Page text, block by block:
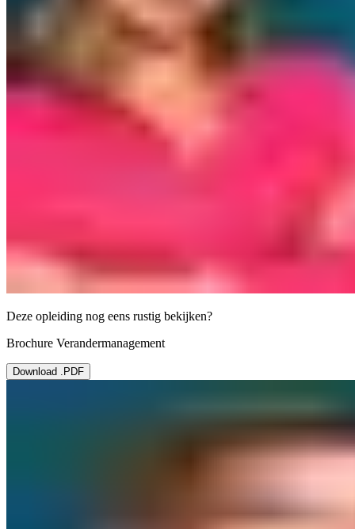
Deze opleiding nog eens rustig bekijken?
Brochure Verandermanagement
Download .PDF